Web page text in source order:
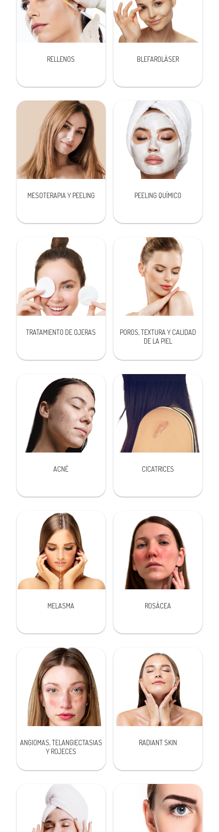
RELLENOS BLEFAROLÁSER
MESOTERAPIA Y PEELING PEELING QUÍMICO
TRATAMIENTO DE OJERAS
POROS, TEXTURA Y CALIDAD
DE LA PIEL
ACNÉ CICATRICES
MELASMA ROSÁCEA
ANGIOMAS, TELANGIECTASIAS
Y ROJECES
RADIANT SKIN